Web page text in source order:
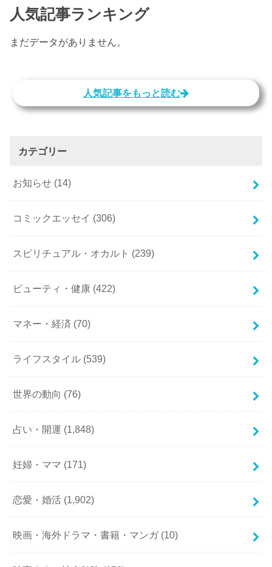
人気記事ランキング
まだデータがありません。
人気記事をもっと読む
カテゴリー
お知らせ (14)
コミックエッセイ (306)
スピリチュアル・オカルト (239)
ビューティ・健康 (422)
マネー・経済 (70)
ライフスタイル (539)
世界の動向 (76)
占い・開運 (1,848)
妊婦・ママ (171)
恋愛・婚活 (1,902)
映画・海外ドラマ・書籍・マンガ (10)